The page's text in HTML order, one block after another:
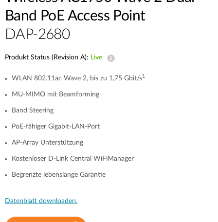
Band PoE Access Point
DAP-2680
Produkt Status (Revision A): Live
WLAN 802.11ac Wave 2, bis zu 1,75 Gbit/s1
MU-MIMO mit Beamforming
Band Steering
PoE-fähiger Gigabit-LAN-Port
AP-Array Unterstützung
Kostenloser D-Link Central WiFiManager
Begrenzte lebenslange Garantie
Datenblatt downloaden.